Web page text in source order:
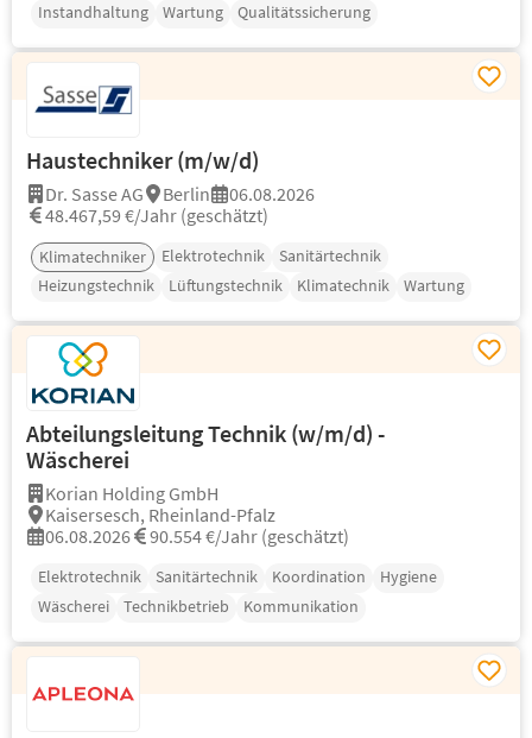
Instandhaltung
Wartung Qualitätssicherung
Haustechniker (m/w/d)
Dr. Sasse AG Berlin
06.08.2026
48.467,59 €/Jahr (geschätzt)
Klimatechniker Elektrotechnik
Sanitärtechnik
Heizungstechnik
Lüftungstechnik Klimatechnik Wartung
Abteilungsleitung Technik (w/m/d) -
Wäscherei
Korian Holding GmbH
Kaisersesch, Rheinland-Pfalz
06.08.2026
90.554 €/Jahr (geschätzt)
Elektrotechnik Sanitärtechnik Koordination
Hygiene
Wäscherei
Technikbetrieb Kommunikation